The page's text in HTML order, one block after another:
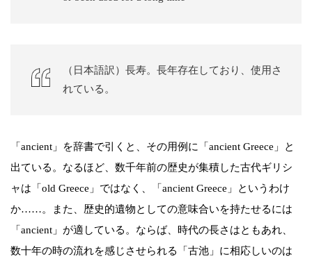
（日本語訳）長寿。長年存在しており、使用さ
れている。
「ancient」を辞書で引くと、その用例に「ancient Greece」と
出ている。なるほど、数千年前の歴史が集積した古代ギリシ
ャは「old Greece」ではなく、「ancient Greece」というわけ
か……。また、歴史的遺物としての意味合いを持たせるには
「ancient」が適している。ならば、時代の長さはともあれ、
数十年の時の流れを感じさせられる「古池」に相応しいのは